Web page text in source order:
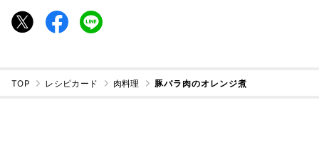
TOP レシピカード 肉料理 豚バラ肉のオレンジ煮